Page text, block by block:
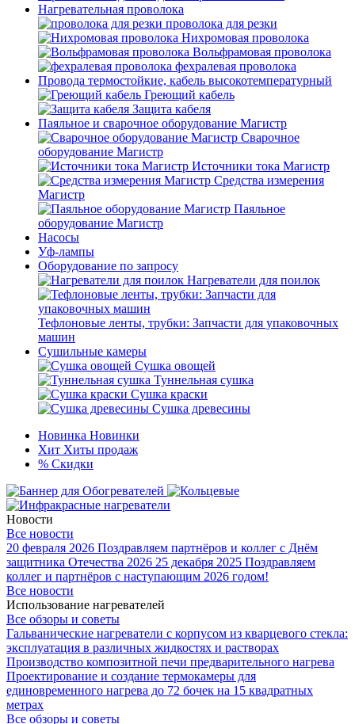
Нагревательная проволока
проволока для резки
Нихромовая проволока
Вольфрамовая проволока
фехралевая проволока
Провода термостойкие, кабель высокотемпературный
Греющий кабель
Защита кабеля
Паяльное и сварочное оборудование Магистр
Сварочное
оборудование Магистр
Источники тока Магистр
Средства измерения
Магистр
Паяльное
оборудование Магистр
Насосы
Уф-лампы
Оборудование по запросу
Нагреватели для поилок
Тефлоновые ленты, трубки: Запчасти для упаковочных
машин
Сушильные камеры
Сушка овощей
Туннельная сушка
Сушка краски
Сушка древесины
Новинка Новинки
Хит Хиты продаж
% Скидки
Новости
Все новости
20 февраля 2026 Поздравляем партнёров и коллег с Днём
защитника Отечества 2026 25 декабря 2025 Поздравляем
коллег и партнёров с наступающим 2026 годом!
Все новости
Использование нагревателей
Все обзоры и советы
Гальванические нагреватели с корпусом из кварцевого стекла:
эксплуатация в различных жидкостях и растворах
Производство композитной печи предварительного нагрева
Проектирование и создание термокамеры для
единовременного нагрева до 72 бочек на 15 квадратных
метрах
Все обзоры и советы